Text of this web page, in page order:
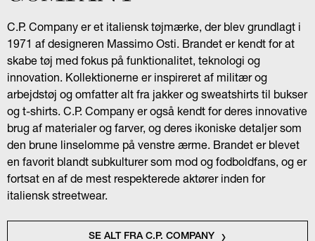
C.P. Company er et italiensk tøjmærke, der blev grundlagt i
1971 af designeren Massimo Osti. Brandet er kendt for at
skabe tøj med fokus på funktionalitet, teknologi og
innovation. Kollektionerne er inspireret af militær og
arbejdstøj og omfatter alt fra jakker og sweatshirts til bukser
og t-shirts. C.P. Company er også kendt for deres innovative
brug af materialer og farver, og deres ikoniske detaljer som
den brune linselomme på venstre ærme. Brandet er blevet
en favorit blandt subkulturer som mod og fodboldfans, og er
fortsat en af de mest respekterede aktører inden for
italiensk streetwear.
SE ALT FRA C.P. COMPANY